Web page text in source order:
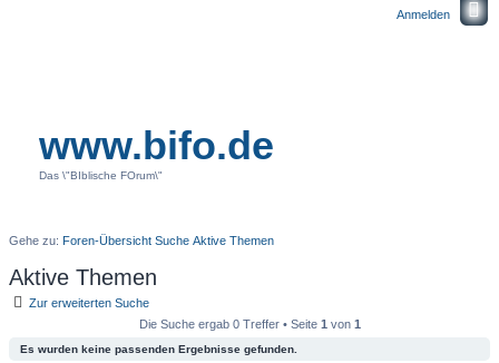
Anmelden
www.bifo.de
Das \"BIblische FOrum\"
Gehe zu: Foren-Übersicht Suche Aktive Themen
Aktive Themen
Zur erweiterten Suche
Die Suche ergab 0 Treffer • Seite 1 von 1
Es wurden keine passenden Ergebnisse gefunden.